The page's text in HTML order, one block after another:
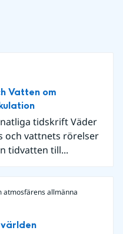
Vatten om
tidskrift Väder
och vattnets rörelser
tidvatten till...
atmosfärens allmänna